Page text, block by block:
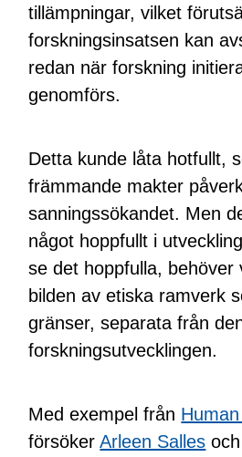
tillämpningar, vilket
forskningsinsatsen kan
redan när forskning
genomförs.
Detta kunde låta hotfullt,
främmande makter
sanningssökandet. Men
något hoppfullt i
se det hoppfulla, behöver
bilden av etiska ramverk
gränser, separata från
forskningsutvecklingen.
Med exempel från
försökerArleen Salles och